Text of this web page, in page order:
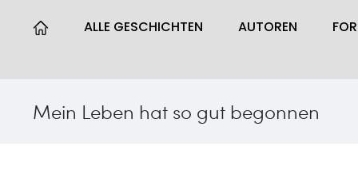
ALLE GESCHICHTEN AUTOREN
Mein Leben hat so gut begonnen